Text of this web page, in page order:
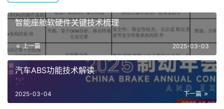
Control Unit，DCU）”。域控制器的出现是汽车EE架构从
ECU分布式EE架构演进到域集中式EE架构（如图2-2所
示）的一个重要标志。
域控制器是汽车每一个功能域的核心，它主要由域主控
处理器、操作系统和应用软件及算法等三部分组成。平台
化、高集成度、高性能和良好的兼容性是域控制器的主要核
心设计思想。依托高性能的域主控处理器、丰富的硬件接口
智能座舱软硬件关键技术梳理
上一篇 2025-03-03
汽车ABS功能技术解读
下一篇
2025-03-04